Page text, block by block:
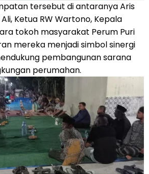
tersebut di antaranya Aris
Ketua RW Wartono, Kepala
tokoh masyarakat Perum Puri
mereka menjadi simbol sinergi
pembangunan sarana
perumahan.